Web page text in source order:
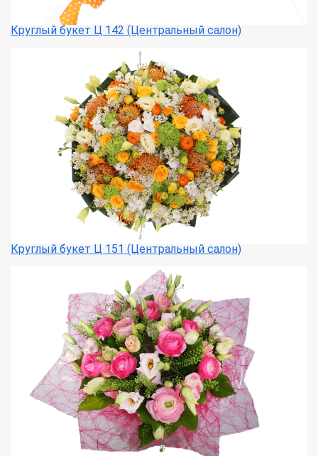
Круглый букет Ц 142 (Центральный салон)
Круглый букет Ц 151 (Центральный салон)